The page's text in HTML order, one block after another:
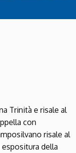
Trinità e risale al
con
risale al
espositura della